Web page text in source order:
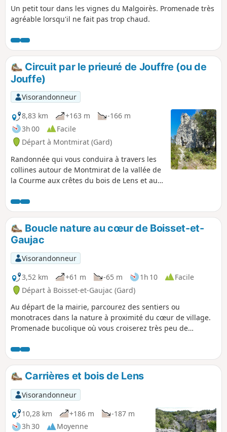
Un petit tour dans les vignes du Malgoirès. Promenade très
agréable lorsqu'il ne fait pas trop chaud.
Circuit par le prieuré de Jouffre (ou de
Jouffe)
Visorandonneur
8,83 km
+163 m
-166 m
3h 00
Facile
Départ à Montmirat (Gard)
Randonnée qui vous conduira à travers les
collines autour de Montmirat de la vallée de
la Courme aux crêtes du bois de Lens et au
(orthographiée également Jouffe).
Boucle nature au cœur de Boisset-et-
Gaujac
Visorandonneur
3,52 km
+61 m -65 m 1h 10
Facile
Départ à Boisset-et-Gaujac (Gard)
Au départ de la mairie, parcourez des sentiers ou
monotraces dans la nature à proximité du cœur de village.
Promenade bucolique où vous croiserez très peu de
Carrières et bois de Lens
Visorandonneur
10,28 km
+186 m
-187 m
3h 30
Moyenne